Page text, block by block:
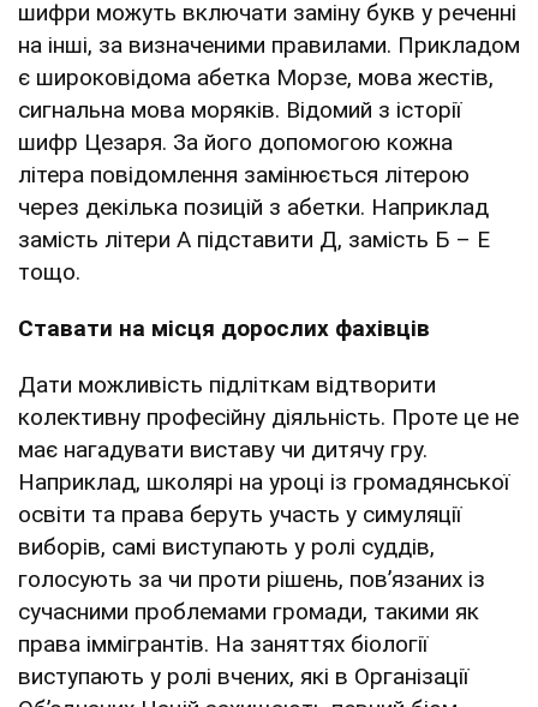
шифри можуть включати заміну букв у реченні
на інші, за визначеними правилами. Прикладом
є широковідома абетка Морзе, мова жестів,
сигнальна мова моряків. Відомий з історії
шифр Цезаря. За його допомогою кожна
літера повідомлення замінюється літерою
через декілька позицій з абетки. Наприклад
замість літери A підставити Д, замість Б – E
тощо.
Ставати на місця дорослих фахівців
Дати можливість підліткам відтворити
колективну професійну діяльність. Проте це не
має нагадувати виставу чи дитячу гру.
Наприклад, школярі на уроці із громадянської
освіти та права беруть участь у симуляції
виборів, самі виступають у ролі суддів,
голосують за чи проти рішень, пов’язаних із
сучасними проблемами громади, такими як
права іммігрантів. На заняттях біології
виступають у ролі вчених, які в Організації